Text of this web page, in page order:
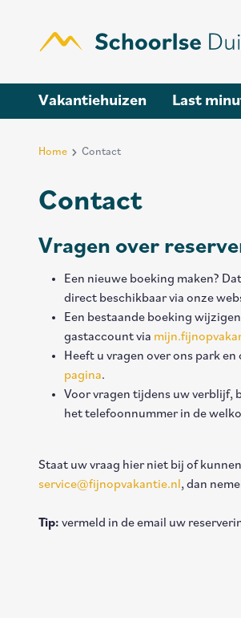
algemene
Main
Vakantiehuizen Last
Breadcrumb
Home Contact
Contact
Vragen over
Een nieuwe boeking maken?
direct beschikbaar via onze
Een bestaande boeking
gastaccount via
Heeft u vragen over ons park
pagina.
Voor vragen tijdens uw verblijf,
het telefoonnummer in de
Staat uw vraag hier niet bij of
service@fijnopvakantie.nl , dan
Tip: vermeld in de email uw